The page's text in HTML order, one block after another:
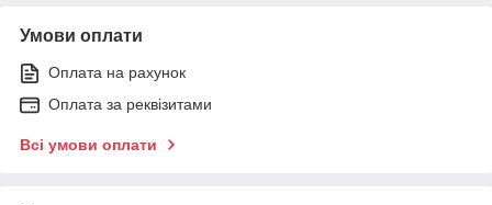
Умови оплати
Оплата на рахунок
Оплата за реквізитами
Всі умови оплати